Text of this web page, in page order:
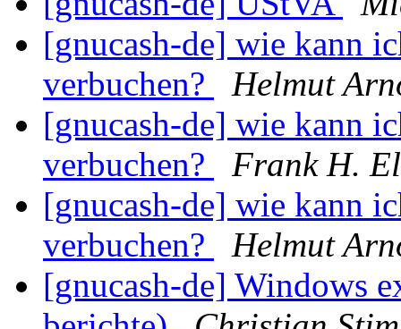
[gnucash-de] wie kann
verbuchen?
Helmut
[gnucash-de] wie kann
verbuchen?
Frank H.
[gnucash-de] wie kann
verbuchen?
Helmut
[gnucash-de] Windows